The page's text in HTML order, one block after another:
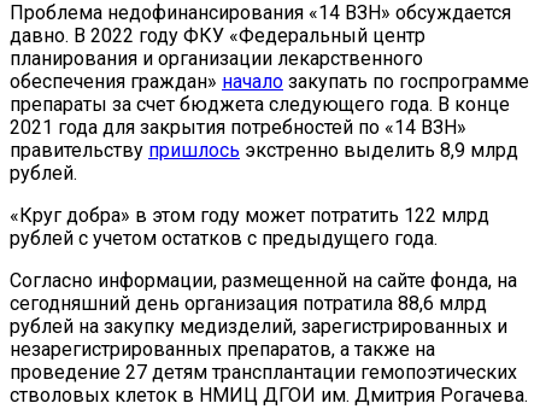
Проблема недофинансирования «14 ВЗН» обсуждается
давно. В 2022 году ФКУ «Федеральный центр
планирования и организации лекарственного
обеспечения граждан» начало закупать по госпрограмме
препараты за счет бюджета следующего года. В конце
2021 года для закрытия потребностей по «14 ВЗН»
правительству пришлось экстренно выделить 8,9 млрд
рублей.
«Круг добра» в этом году может потратить 122 млрд
рублей с учетом остатков с предыдущего года.
Согласно информации, размещенной на сайте фонда, на
сегодняшний день организация потратила 88,6 млрд
рублей на закупку медизделий, зарегистрированных и
незарегистрированных препаратов, а также на
проведение 27 детям трансплантации гемопоэтических
стволовых клеток в НМИЦ ДГОИ им. Дмитрия Рогачева.